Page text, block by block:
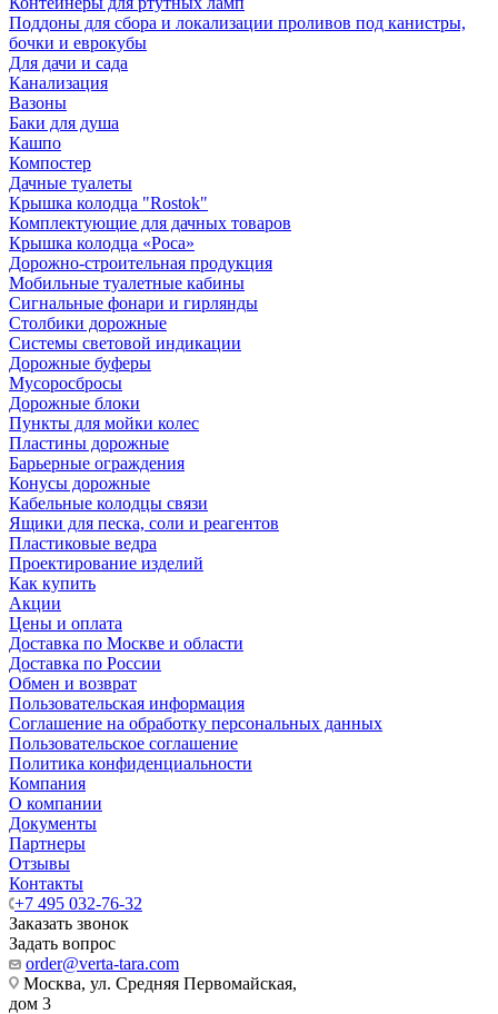
Поддоны для сбора и локализации проливов под канистры,
бочки и еврокубы
Для дачи и сада
Канализация
Вазоны
Баки для душа
Кашпо
Компостер
Дачные туалеты
Крышка колодца "Rostok"
Комплектующие для дачных товаров
Крышка колодца «Роса»
Дорожно-строительная продукция
Мобильные туалетные кабины
Сигнальные фонари и гирлянды
Столбики дорожные
Системы световой индикации
Дорожные буферы
Мусоросбросы
Дорожные блоки
Пункты для мойки колес
Пластины дорожные
Барьерные ограждения
Конусы дорожные
Кабельные колодцы связи
Ящики для песка, соли и реагентов
Пластиковые ведра
Проектирование изделий
Как купить
Акции
Цены и оплата
Доставка по Москве и области
Доставка по России
Обмен и возврат
Пользовательская информация
Соглашение на обработку персональных данных
Пользовательское соглашение
Политика конфиденциальности
Компания
О компании
Документы
Партнеры
Отзывы
Контакты
+7 495 032-76-32
Заказать звонок
Задать вопрос
order@verta-tara.com
Москва, ул. Средняя Первомайская,
дом 3